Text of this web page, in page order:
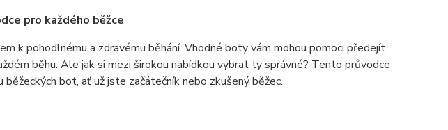
pro každého běžce
k pohodlnému a zdravému běhání. Vhodné boty vám mohou pomoci předejít
běhu. Ale jak si mezi širokou nabídkou vybrat ty správné? Tento průvodce
bot, ať už jste začátečník nebo zkušený běžec.